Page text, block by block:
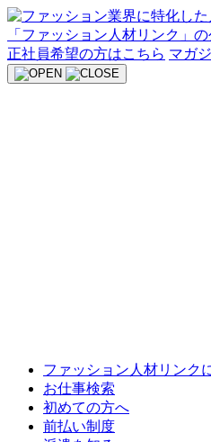
Skip
to
content
正社員希望の方はこちら マガ
ファッション人材リンク
お仕事検索
初めての方へ
前払い制度